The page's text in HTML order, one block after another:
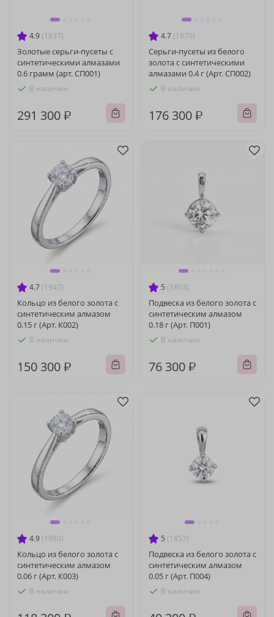
4.9 (1837)
Золотые серьги-пусеты с
синтетическими алмазами
0.6 грамм (арт. СП001)
В наличии
291 300 ₽
4.7 (1870)
Серьги-пусеты из белого
золота с синтетическими
алмазами 0.4 г (Арт. СП002)
В наличии
176 300 ₽
4.7 (1947)
Кольцо из белого золота с
синтетическим алмазом
0.15 г (Арт. К002)
В наличии
150 300 ₽
5 (1863)
Подвеска из белого золота с
синтетическим алмазом
0.18 г (Арт. П001)
В наличии
76 300 ₽
4.9 (1880)
Кольцо из белого золота с
синтетическим алмазом
0.06 г (Арт. К003)
В наличии
5 (1857)
Подвеска из белого золота с
синтетическим алмазом
0.05 г (Арт. П004)
В наличии